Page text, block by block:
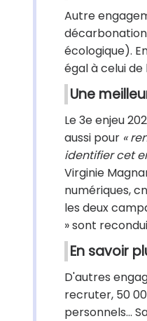
Autre
écologique).
égal à celui
Une
Le 3e enjeu
aussi pour «
identifier cet
Virginie
numériques,
les deux
» sont
En savoir
D'autres
recruter, 50
personnels…